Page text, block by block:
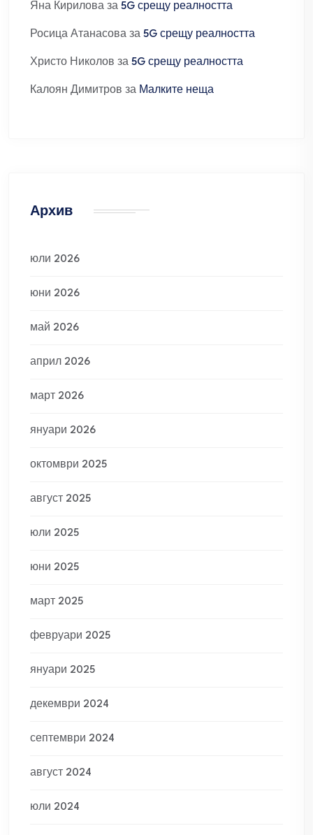
Яна Кирилова за 5G срещу реалността
Росица Атанасова за 5G срещу реалността
Христо Николов за 5G срещу реалността
Калоян Димитров за Малките неща
Архив
юли 2026
юни 2026
май 2026
април 2026
март 2026
януари 2026
октомври 2025
август 2025
юли 2025
юни 2025
март 2025
февруари 2025
януари 2025
декември 2024
септември 2024
август 2024
юли 2024